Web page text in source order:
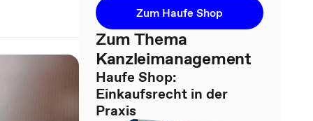
Zum Haufe Shop
Zum Thema
Kanzleimanagement
Haufe Shop:
Einkaufsrecht in der
Praxis